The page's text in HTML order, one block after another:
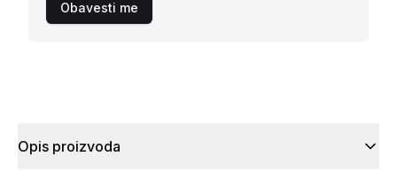
Obavesti me
Opis proizvoda